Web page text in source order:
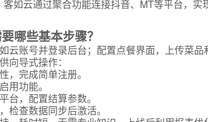
如云通过聚合功能连接抖音、MT等平台，
哪些基本步骤？
云账号并登录后台；配置点餐界面，上传菜
向导式操作：
，完成简单注册。
用功能。
台，配置结算参数。
检查数据同步后激活。